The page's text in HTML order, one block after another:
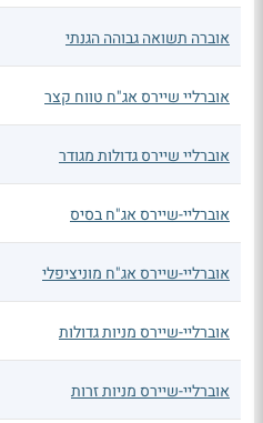
אוברה תשואה גבוהה הגנתי
אוברליי שיירס אג"ח טווח קצר
אוברליי שיירס גדולות מגודר
אוברליי-שיירס אג"ח בסיס
אוברליי-שיירס אג"ח מוניציפלי
אוברליי-שיירס מניות גדולות
אוברליי-שיירס מניות זרות